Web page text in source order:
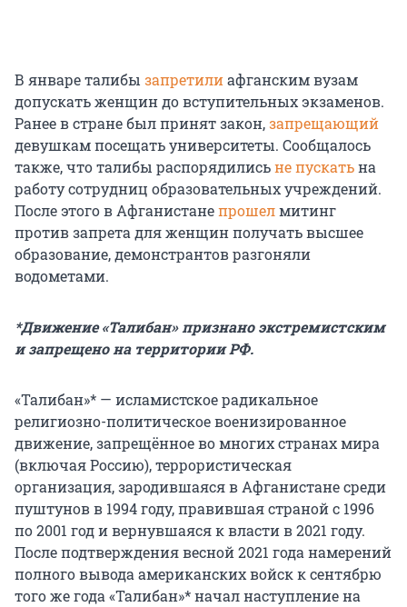
В январе талибы запретилиафганским вузам
допускать женщин до вступительных экзаменов.
Ранее в стране был принят закон,запрещающий
девушкам посещать университеты. Сообщалось
также, что талибы распорядилисьне пускатьна
работу сотрудниц образовательных учреждений.
После этого в Афганистанепрошелмитинг
против запрета для женщин получать высшее
образование, демонстрантов разгоняли
водометами.
*Движение «Талибан» признано экстремистским
и запрещено на территории РФ.
«Талибан»* — исламистское радикальное
религиозно-политическое военизированное
движение, запрещённое во многих странах мира
(включая Россию), террористическая
организация, зародившаяся в Афганистане среди
пуштунов в 1994 году, правившая страной с 1996
по 2001 год и вернувшаяся к власти в 2021 году.
После подтверждения весной 2021 года намерений
полного вывода американских войск к сентябрю
того же года «Талибан»* начал наступление на